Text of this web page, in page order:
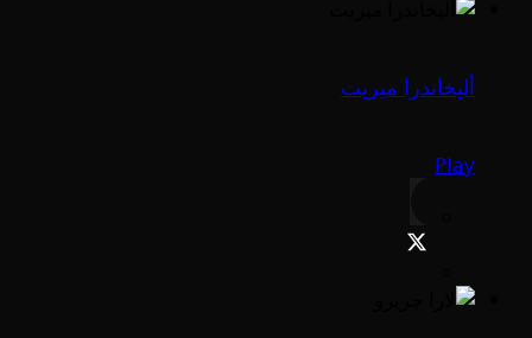
أليخاندرا ميريت
Play